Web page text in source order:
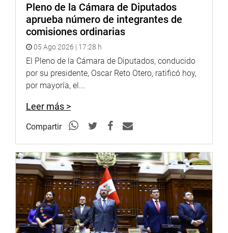
Pleno de la Cámara de Diputados
aprueba número de integrantes de
comisiones ordinarias
05 Ago 2026 | 17:28 h
El Pleno de la Cámara de Diputados, conducido
por su presidente, Oscar Reto Otero, ratificó hoy,
por mayoría, el...
Leer más >
Compartir